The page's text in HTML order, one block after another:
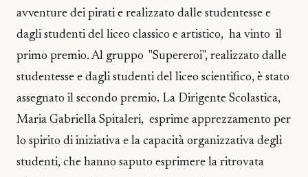
avventure dei pirati e realizzato dalle studentesse e
dagli studenti del liceo classico e artistico, ha vinto il
primo premio. Al gruppo "Supereroi", realizzato dalle
studentesse e dagli studenti del liceo scientifico, è stato
assegnato il secondo premio. La Dirigente Scolastica,
Maria Gabriella Spitaleri, esprime apprezzamento per
lo spirito di iniziativa e la capacità organizzativa degli
studenti, che hanno saputo esprimere la ritrovata